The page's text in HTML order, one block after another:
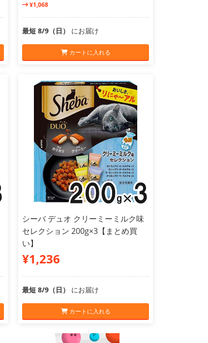
¥1,068
最短 8/9（日） にお届け
カートに入れる
シーバ デュオ クリーミーミルク味
セレクション 200g×3【まとめ買
い】
¥1,236
最短 8/9（日） にお届け
カートに入れる